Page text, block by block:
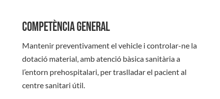
Competència general
Mantenir preventivament el vehicle i controlar-ne la
dotació material, amb atenció bàsica sanitària a
l’entorn prehospitalari, per traslladar el pacient al
centre sanitari útil.